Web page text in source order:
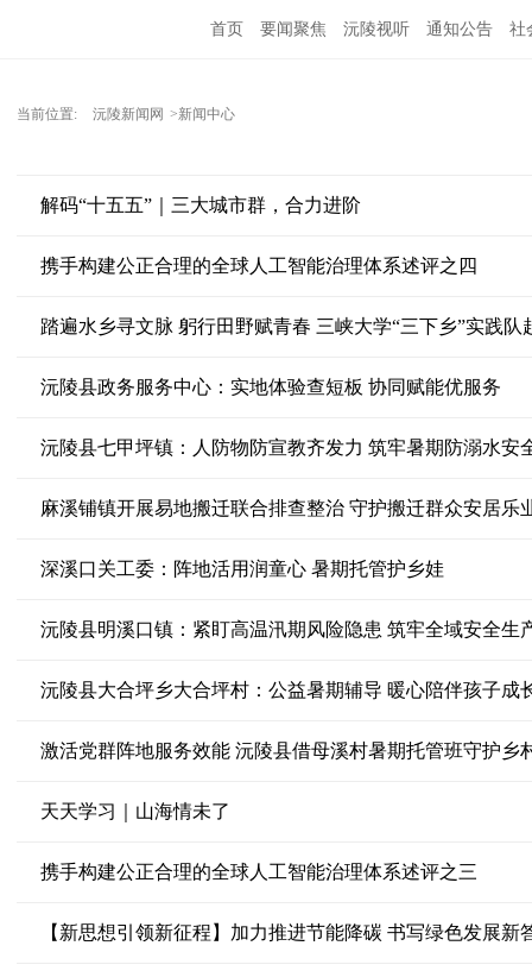
首页 要闻聚焦 沅陵视听 通知公告 社
当前位置: 沅陵新闻网 >新闻中心
解码“十五五”｜三大城市群，合力进阶
携手构建公正合理的全球人工智能治理体系述评之四
踏遍水乡寻文脉 躬行田野赋青春 三峡大学“三下乡”实践队
沅陵县政务服务中心：实地体验查短板 协同赋能优服务
沅陵县七甲坪镇：人防物防宣教齐发力 筑牢暑期防溺水安
麻溪铺镇开展易地搬迁联合排查整治 守护搬迁群众安居乐
深溪口关工委：阵地活用润童心 暑期托管护乡娃
沅陵县明溪口镇：紧盯高温汛期风险隐患 筑牢全域安全生
沅陵县大合坪乡大合坪村：公益暑期辅导 暖心陪伴孩子成
激活党群阵地服务效能 沅陵县借母溪村暑期托管班守护乡
天天学习｜山海情未了
携手构建公正合理的全球人工智能治理体系述评之三
【新思想引领新征程】加力推进节能降碳 书写绿色发展新